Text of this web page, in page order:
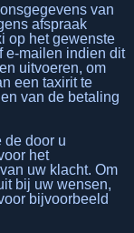
van
afspraak
op het gewenste
e-mailen indien dit
uitvoeren, om
een taxirit te
van de betaling
de door u
het
uw klacht. Om
bij uw wensen,
bijvoorbeeld